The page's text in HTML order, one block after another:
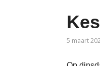
5 maart